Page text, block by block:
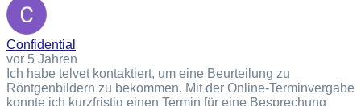
Confidential
vor 5 Jahren
Ich habe telvet kontaktiert, um eine Beurteilung zu
Röntgenbildern zu bekommen. Mit der Online-Terminvergabe
konnte ich kurzfristig einen Termin für eine Besprechung